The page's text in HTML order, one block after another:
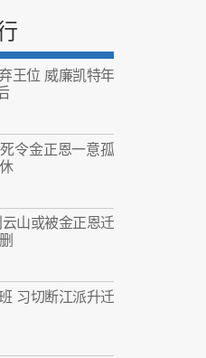
王位 威廉凯特年
令金正恩一意孤
山或被金正恩迁
习切断江派升迁